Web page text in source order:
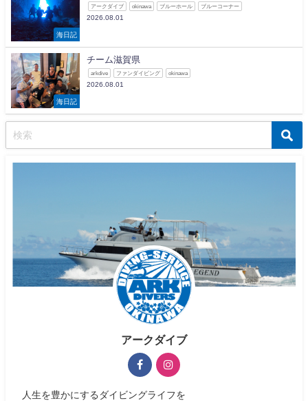
海日記
アークダイブ okinawa ブルーホール ブルーコーナー
2026.08.01
海日記
チーム滋賀県
arkdive ファンダイビング okinawa
2026.08.01
アークダイブ
人生を豊かにするダイビングライフを